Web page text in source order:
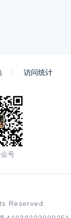
访问统计
号
Reserved.